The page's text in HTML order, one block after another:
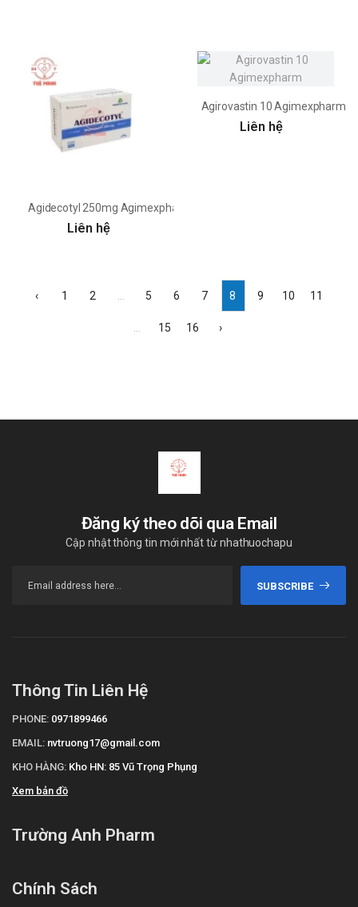
Agidecotyl 250mg Agimexpharm
Liên hệ
Agirovastin 10 Agimexpharm
Liên hệ
‹ 1 2 5 6 7 8 9 10 11
15 16 ›
Đăng ký theo dõi qua Email
Cập nhật thông tin mới nhất từ nhathuochapu
SUBSCRIBE
Thông Tin Liên Hệ
PHONE: 0971899466
EMAIL: nvtruong17@gmail.com
KHO HÀNG: Kho HN: 85 Vũ Trọng Phụng
Xem bản đồ
Trường Anh Pharm
Chính Sách